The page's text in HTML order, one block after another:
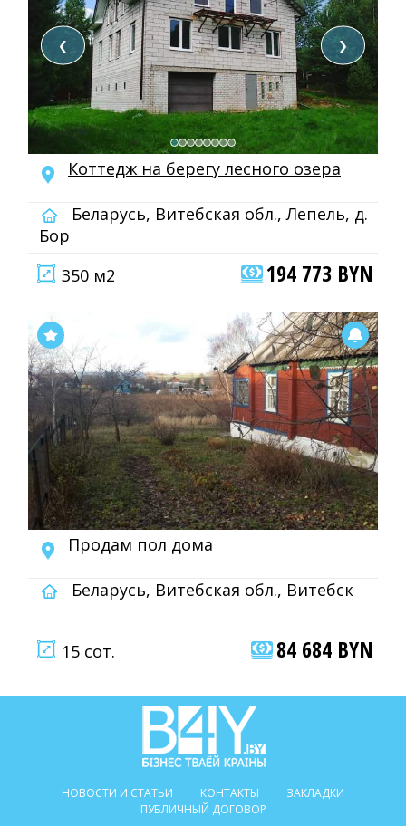
❮ ❯
Коттедж на берегу лесного озера
Беларусь, Витебская обл., Лепель, д.
Бор
350 м2
194 773 BYN
Продам пол дома
Беларусь, Витебская обл., Витебск
15 сот. 84 684 BYN
НОВОСТИ И СТАТЬИ КОНТАКТЫ
ЗАКЛАДКИ
ПУБЛИЧНЫЙ ДОГОВОР